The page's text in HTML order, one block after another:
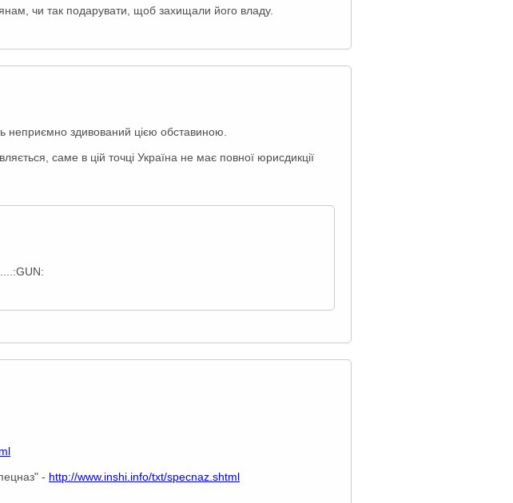
чи так подарувати, щоб захищали його владу.
здивований цією обставиною.
саме в цій точці Україна не має повної юрисдикції
- http://www.inshi.info/txt/specnaz.shtml